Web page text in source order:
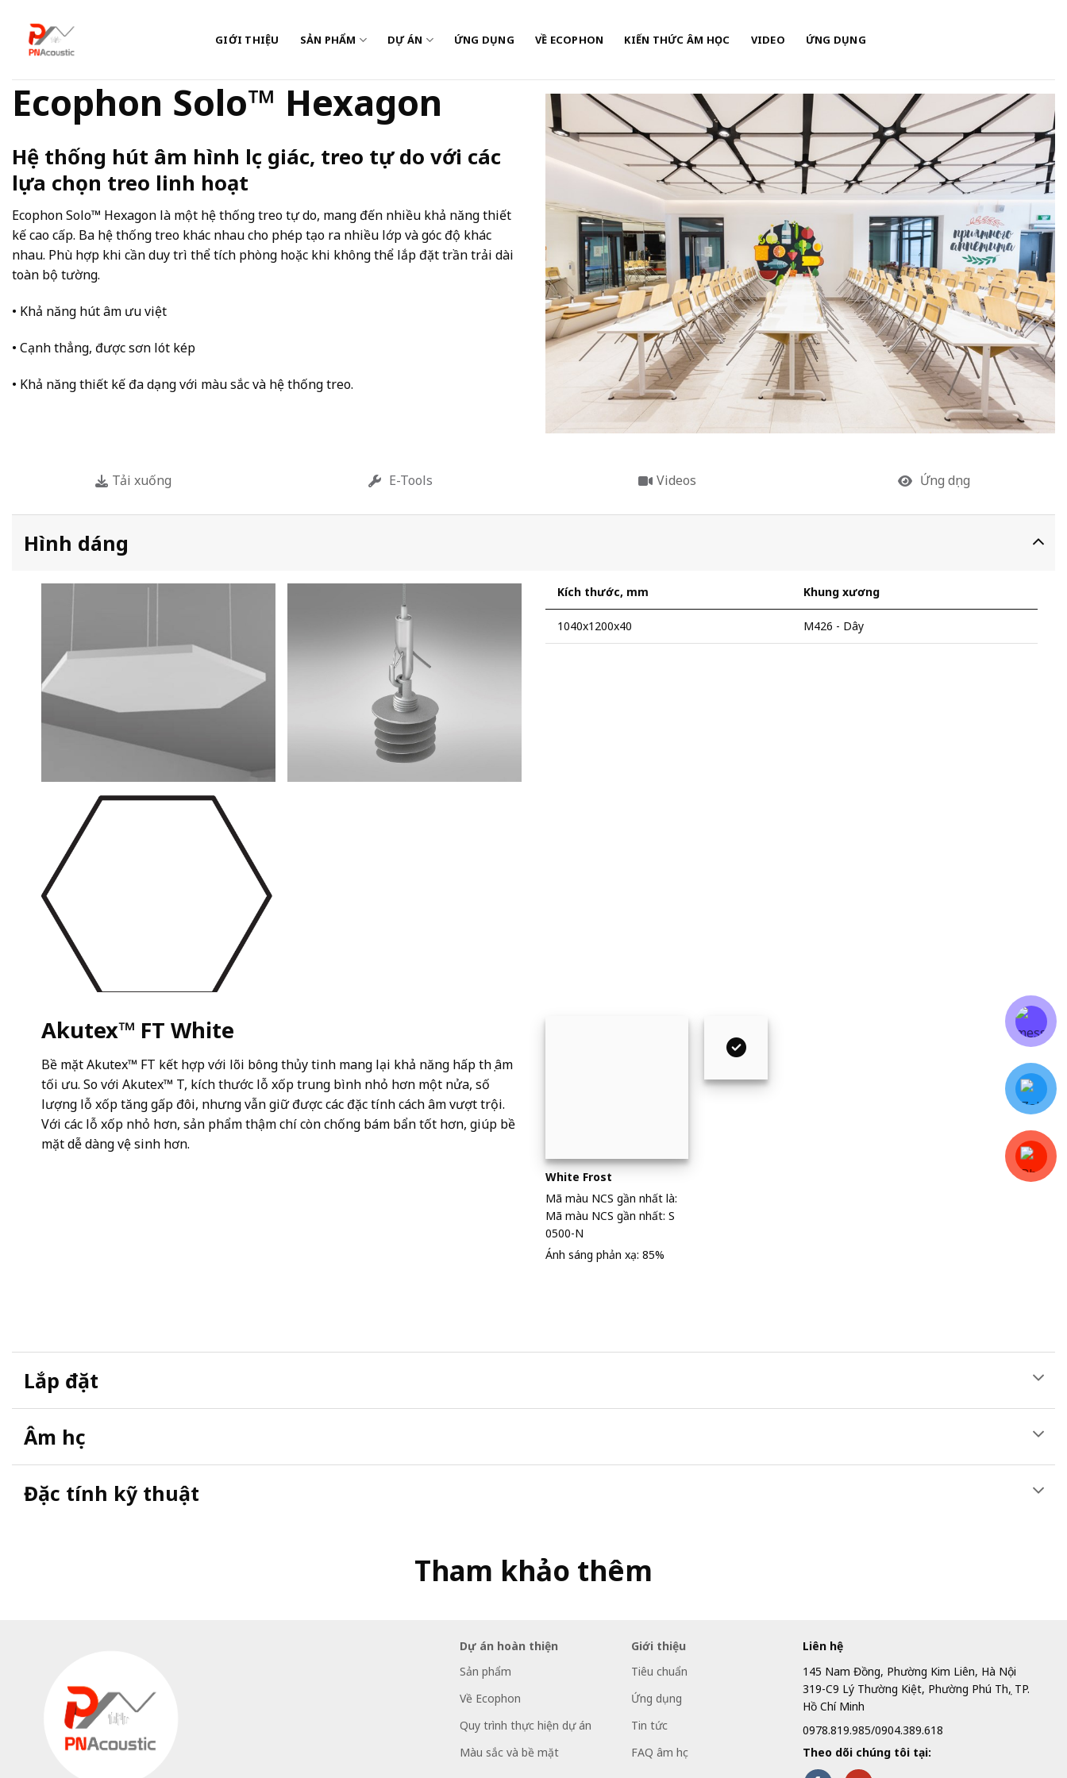
content
GIỚI THIỆU SẢN PHẨM DỰ ÁN ỨNG DỤNG VỀ ECOPHON KIẾN THỨC ÂM HỌC VIDEO ỨNG DỤNG
Ecophon Solo™ Hexagon
Hệ thống hút âm hình lục giác, treo tự do với các
lựa chọn treo linh hoạt
Ecophon Solo™ Hexagon là một hệ thống treo tự do, mang đến nhiều khả năng thiết
kế cao cấp. Ba hệ thống treo khác nhau cho phép tạo ra nhiều lớp và góc độ khác
nhau. Phù hợp khi cần duy trì thể tích phòng hoặc khi không thể lắp đặt trần trải dài
toàn bộ tường.
• Khả năng hút âm ưu việt
• Cạnh thẳng, được sơn lót kép
• Khả năng thiết kế đa dạng với màu sắc và hệ thống treo.
Tải xuống E-Tools Videos Ứng dụng
Hình dáng
Kích thước, mm Khung xương
1040x1200x40 M426 - Dây
Akutex™ FT White
Bề mặt Akutex™ FT kết hợp với lõi bông thủy tinh mang lại khả năng hấp thụ âm
tối ưu. So với Akutex™ T, kích thước lỗ xốp trung bình nhỏ hơn một nửa, số
lượng lỗ xốp tăng gấp đôi, nhưng vẫn giữ được các đặc tính cách âm vượt trội.
Với các lỗ xốp nhỏ hơn, sản phẩm thậm chí còn chống bám bẩn tốt hơn, giúp bề
mặt dễ dàng vệ sinh hơn.
White Frost
Mã màu NCS gần nhất là:
Mã màu NCS gần nhất: S
0500-N
Ánh sáng phản xạ: 85%
Lắp đặt
Âm học
Đặc tính kỹ thuật
Tham khảo thêm
Dự án hoàn thiện
Sản phẩm
Về Ecophon
Quy trình thực hiện dự án
Màu sắc và bề mặt
Giới thiệu
Tiêu chuẩn
Ứng dụng
Tin tức
FAQ âm học
Liên hệ
145 Nam Đồng, Phường Kim Liên, Hà Nội
319-C9 Lý Thường Kiệt, Phường Phú Thọ, TP.
Hồ Chí Minh
0978.819.985/0904.389.618
Theo dõi chúng tôi tại: